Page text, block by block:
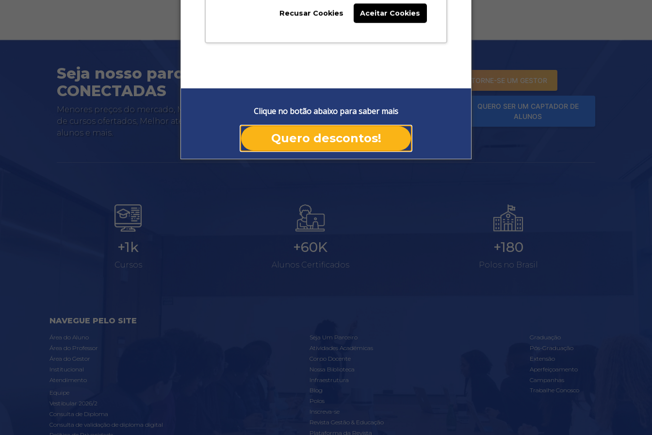
Clique no botão abaixo para saber mais
Quero descontos!
Recusar Cookies Aceitar Cookies
Seja nosso parceiro do Grupo FACULDADES
CONECTADAS
Menores preços do mercado, Maior percentual de repasse para o parceiro, Maior número
de cursos ofertados, Melhor atendimento ao gestor, Qualidade no atendimento aos
alunos e mais.
TORNE-SE UM GESTOR
QUERO SER UM CAPTADOR DE
ALUNOS
+1k
Cursos
+60K
Alunos Certificados
+180
Polos no Brasil
NAVEGUE PELO SITE
Área do Aluno
Área do Professor
Área do Gestor
Institucional
Atendimento
Equipe
Vestibular 2026/2
Consulta de Diploma
Consulta de validação de diploma digital
Seja Um Parceiro
Atividades Acadêmicas
Corpo Docente
Nossa Biblioteca
Infraestrutura
Blog
Polos
Inscreva-se
Revista Gestão & Educação
Plataforma da Revista
Graduação
Pós-Graduação
Extensão
Aperfeiçoamento
Campanhas
Trabalhe Conosco